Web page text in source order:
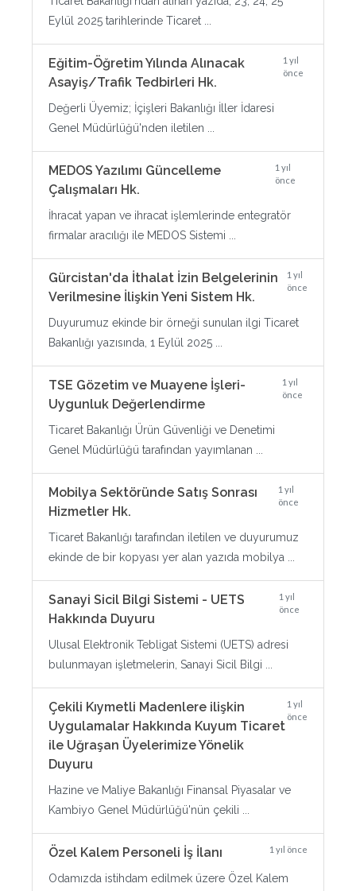
Eylül 2025 tarihlerinde Ticaret ...
Eğitim-Öğretim Yılında Alınacak
Asayiş/Trafik Tedbirleri Hk.
1 yıl
önce
Değerli Üyemiz; İçişleri Bakanlığı İller İdaresi
Genel Müdürlüğü'nden iletilen ...
MEDOS Yazılımı Güncelleme
Çalışmaları Hk.
1 yıl
önce
İhracat yapan ve ihracat işlemlerinde entegratör
firmalar aracılığı ile MEDOS Sistemi ...
Gürcistan'da İthalat İzin Belgelerinin
Verilmesine İlişkin Yeni Sistem Hk.
1 yıl
önce
Duyurumuz ekinde bir örneği sunulan ilgi Ticaret
Bakanlığı yazısında, 1 Eylül 2025 ...
TSE Gözetim ve Muayene İşleri-
Uygunluk Değerlendirme
1 yıl
önce
Ticaret Bakanlığı Ürün Güvenliği ve Denetimi
Genel Müdürlüğü tarafından yayımlanan ...
Mobilya Sektöründe Satış Sonrası
Hizmetler Hk.
1 yıl
önce
Ticaret Bakanlığı tarafından iletilen ve duyurumuz
ekinde de bir kopyası yer alan yazıda mobilya ...
Sanayi Sicil Bilgi Sistemi - UETS
Hakkında Duyuru
1 yıl
önce
Ulusal Elektronik Tebligat Sistemi (UETS) adresi
bulunmayan işletmelerin, Sanayi Sicil Bilgi ...
Çekili Kıymetli Madenlere ilişkin
Uygulamalar Hakkında Kuyum Ticaret
ile Uğraşan Üyelerimize Yönelik
Duyuru
1 yıl
önce
Hazine ve Maliye Bakanlığı Finansal Piyasalar ve
Kambiyo Genel Müdürlüğü'nün çekili ...
Özel Kalem Personeli İş İlanı 1 yıl önce
Odamızda istihdam edilmek üzere Özel Kalem